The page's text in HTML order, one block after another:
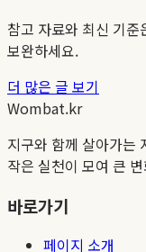
참고 자료와 최신 기준
보완하세요.
더 많은 글 보기
Wombat.kr
지구와 함께 살아가는
작은 실천이 모여 큰
바로가기
페이지 소개